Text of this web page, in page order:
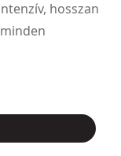
hosszan